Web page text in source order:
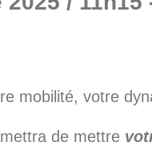
mobilité, votre
de mettre